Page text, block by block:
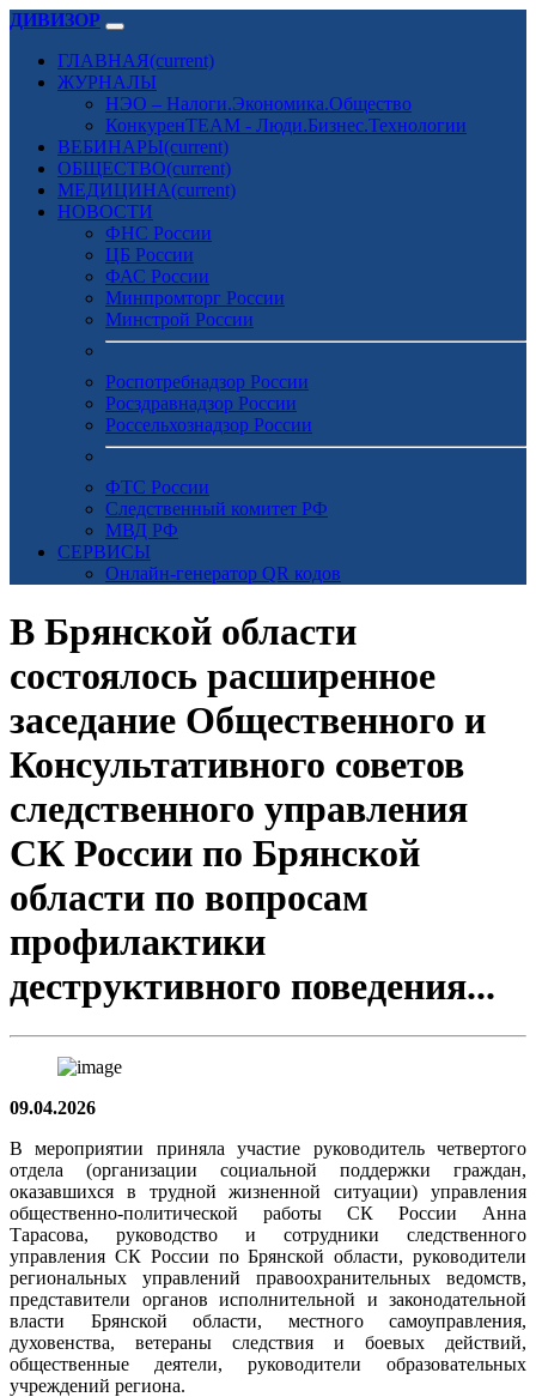
ДИВИЗОР
ГЛАВНАЯ(current)
ЖУРНАЛЫ
НЭО – Налоги.Экономика.Общество
КонкуренTEAM - Люди.Бизнес.Технологии
ВЕБИНАРЫ(current)
ОБЩЕСТВО(current)
МЕДИЦИНА(current)
НОВОСТИ
ФНС России
ЦБ России
ФАС России
Минпромторг России
Минстрой России
Роспотребнадзор России
Росздравнадзор России
Россельхознадзор России
ФТС России
Следственный комитет РФ
МВД РФ
СЕРВИСЫ
Онлайн-генератор QR кодов
В Брянской области
состоялось расширенное
заседание Общественного и
Консультативного советов
следственного управления
СК России по Брянской
области по вопросам
профилактики
деструктивного поведения...
09.04.2026
В мероприятии приняла участие руководитель четвертого
отдела (организации социальной поддержки граждан,
оказавшихся в трудной жизненной ситуации) управления
общественно-политической работы СК России Анна
Тарасова, руководство и сотрудники следственного
управления СК России по Брянской области, руководители
региональных управлений правоохранительных ведомств,
представители органов исполнительной и законодательной
власти Брянской области, местного самоуправления,
духовенства, ветераны следствия и боевых действий,
общественные деятели, руководители образовательных
учреждений региона.